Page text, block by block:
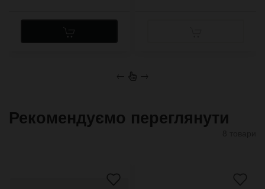
← →
Рекомендуємо переглянути